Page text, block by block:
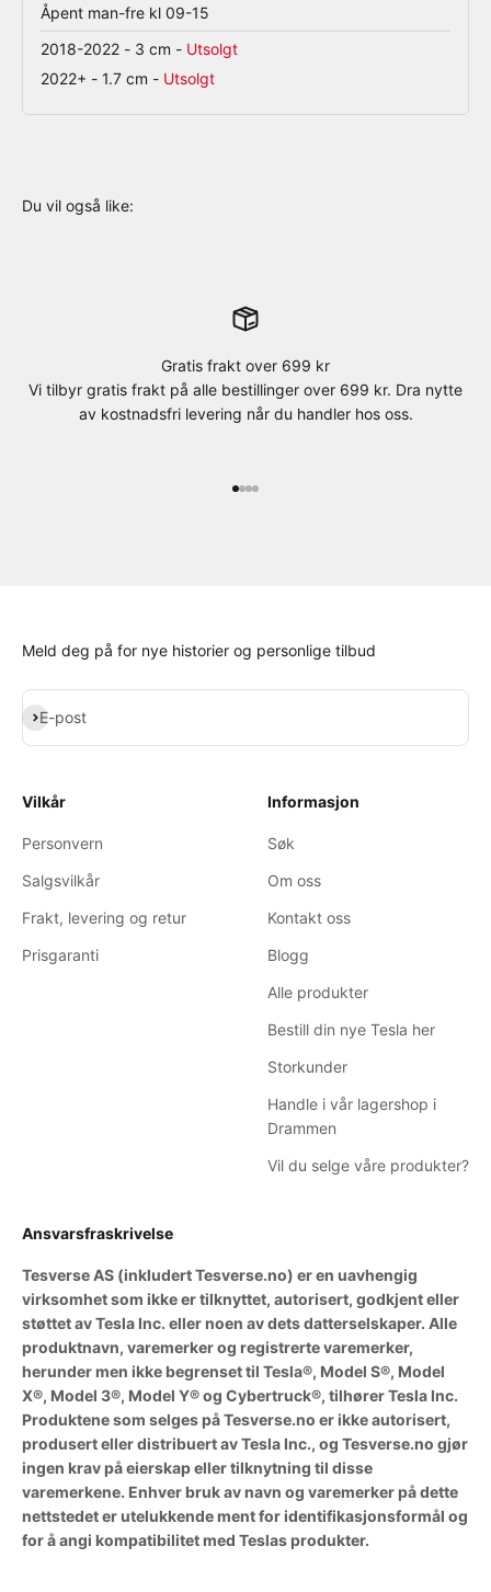
Åpent man-fre kl 09-15
2018-2022 - 3 cm - Utsolgt
2022+ - 1.7 cm - Utsolgt
Gratis frakt over 699 kr
Vi tilbyr gratis frakt på alle bestillinger over 699 kr. Dra nytte
av kostnadsfri levering når du handler hos oss.
Meld deg på for nye historier og personlige tilbud
E-post
Abonner
Vilkår
Personvern
Salgsvilkår
Frakt, levering og retur
Prisgaranti
Informasjon
Søk
Om oss
Kontakt oss
Blogg
Alle produkter
Bestill din nye Tesla her
Storkunder
Handle i vår lagershop i
Drammen
Vil du selge våre produkter?
Ansvarsfraskrivelse
Tesverse AS (inkludert Tesverse.no) er en uavhengig
virksomhet som ikke er tilknyttet, autorisert, godkjent eller
støttet av Tesla Inc. eller noen av dets datterselskaper. Alle
produktnavn, varemerker og registrerte varemerker,
herunder men ikke begrenset til Tesla®, Model S®, Model
X®, Model 3®, Model Y® og Cybertruck®, tilhører Tesla Inc.
Produktene som selges på Tesverse.no er ikke autorisert,
produsert eller distribuert av Tesla Inc., og Tesverse.no gjør
ingen krav på eierskap eller tilknytning til disse
varemerkene. Enhver bruk av navn og varemerker på dette
nettstedet er utelukkende ment for identifikasjonsformål og
for å angi kompatibilitet med Teslas produkter.